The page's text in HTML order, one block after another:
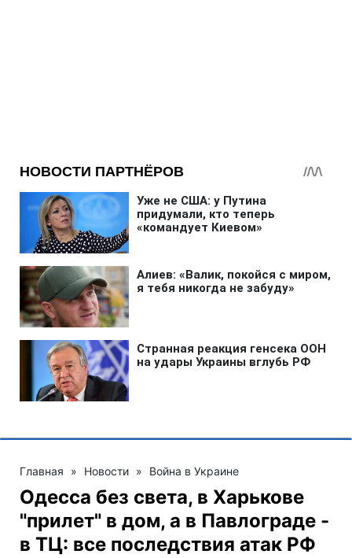
Главная » Новости » Война в Украине
Одесса без света, в Харькове
"прилет" в дом, а в Павлограде -
в ТЦ: все последствия атак РФ